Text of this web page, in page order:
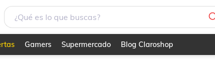
Gamers Supermercado Blog Claroshop